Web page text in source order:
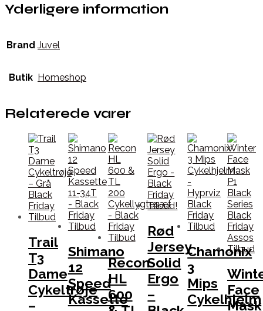
Yderligere information
Brand Juvel
Butik Homeshop
Relaterede varer
Trail
T3
Dame
Cykeltrøje
–
Shimano
12
Speed
Kassette
Recon
HL
600
Rød
Jersey
Solid
Ergo
–
Chamonix
3
Mips
Cykelhjelm
Face
Mask